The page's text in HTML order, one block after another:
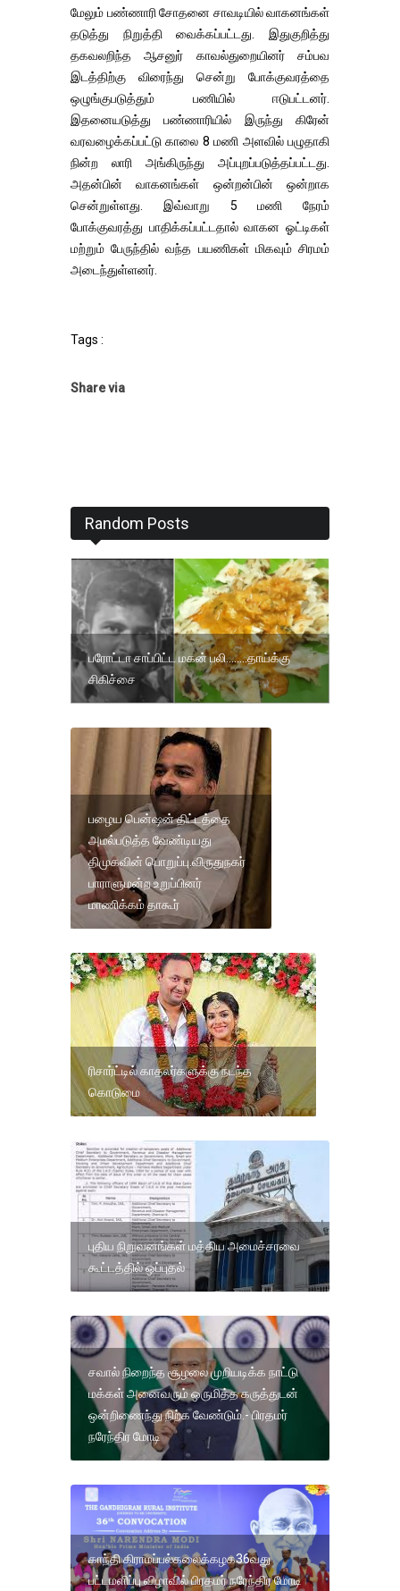
மேலும் பண்ணாரி சோதனை சாவடியில் வாகனங்கள்
தடுத்து நிறுத்தி வைக்கப்பட்டது. இதுகுறித்து
தகவலறிந்த ஆசனுர் காவல்துறையினர் சம்பவ
இடத்திற்கு விரைந்து சென்று போக்குவரத்தை
ஒழுங்குபடுத்தும் பணியில் ஈடுபட்டனர்.
இதனையடுத்து பண்ணாரியில் இருந்து கிரேன்
வரவழைக்கப்பட்டு காலை 8 மணி அளவில் பழுதாகி
நின்ற லாரி அங்கிருந்து அப்புறப்படுத்தப்பட்டது.
அதன்பின் வாகனங்கள் ஒன்றன்பின் ஒன்றாக
சென்றுள்ளது. இவ்வாறு 5 மணி நேரம்
போக்குவரத்து பாதிக்கப்பட்டதால் வாகன ஓட்டிகள்
மற்றும் பேருந்தில் வந்த பயணிகள் மிகவும் சிரமம்
அடைந்துள்ளனர்.
Tags :
Share via
Random Posts
பரோட்டா சாப்பிட்ட மகன் பலி........தாய்க்கு
சிகிச்சை
பழைய பென்ஷன் திட்டத்தை
அமல்படுத்த வேண்டியது
திமுகவின் பொறுப்பு.விருதுநகர்
பாராளுமன்ற உறுப்பினர்
மாணிக்கம் தாகூர்
ரிசார்ட்டில் காதலர்களுக்கு நடந்த
கொடுமை
புதிய நிறுவனங்கள் மத்திய அமைச்சரவை
கூட்டத்தில் ஒப்புதல்
சவால் நிறைந்த சூழலை முறியடிக்க நாட்டு
மக்கள் அனைவரும் ஒருமித்த கருத்துடன்
ஒன்றிணைந்து நிற்க வேண்டும்.- பிரதமர்
நரேந்திர மோடி
காந்தி கிராமப்பல்கலைக்கழக36வது
பட்டமளிப்பு விழாவில் பிரதமர் நரேந்திர மோடி